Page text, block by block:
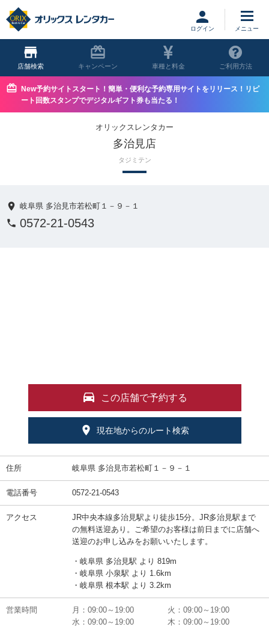
ログイン
店舗 キャンペーン 車種と料金 ご利用方法
New予約サイトスタート！簡単・便利な予約専用サイトをリリース！リピ
ート回数スタンプでデジタルギフト券も当たる！
オリックスレンタカー
多治見店
タジミテン
岐阜県 多治見市若松町１－９－１
0572-21-0543
この店舗で予約する
現在地からのルート検索
住所 岐阜県 多治見市若松町１－９－１
電話番号 0572-21-0543
アクセス
JR中央本線多治見駅より徒歩15分。JR多治見駅まで
の無料送迎あり。ご希望のお客様は前日までに店舗へ
送迎のお申し込みをお願いいたします。
・岐阜県 多治見駅 より 819m
・岐阜県 小泉駅 より 1.6km
・岐阜県 根本駅 より 3.2km
営業時間 月：09:00～19:00
火：09:00～19:00
水：09:00～19:00
木：09:00～19:00